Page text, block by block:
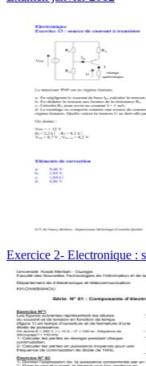
Exercice 2- Electronique :